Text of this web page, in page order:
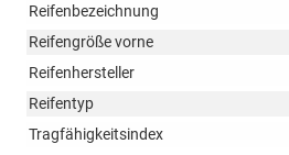
Reifenbezeichnung
Reifengröße vorne
Reifenhersteller
Reifentyp
Tragfähigkeitsindex